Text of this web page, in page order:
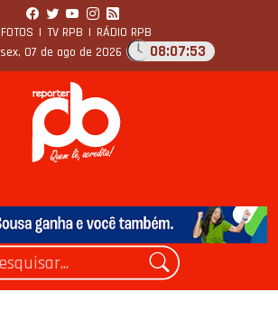
FOTOS | TV RPB | RÁDIO RPB
sex, 07 de ago de 2026 08:07:54